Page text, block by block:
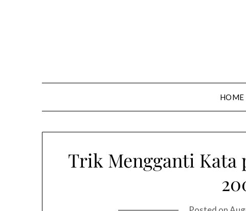
HOME
Trik Mengganti Kata